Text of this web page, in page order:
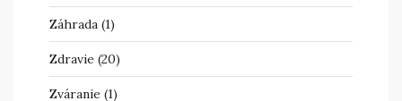
Záhrada (1)
Zdravie (20)
Zváranie (1)